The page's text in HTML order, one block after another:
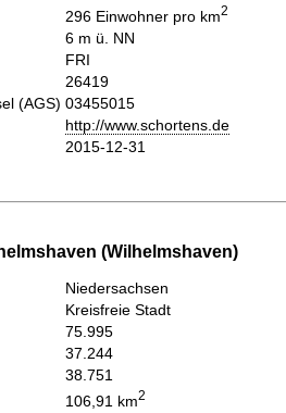
296 Einwohner pro km2
6 m ü. NN
FRI
26419
(AGS) 03455015
http://www.schortens.de
2015-12-31
(Wilhelmshaven)
Niedersachsen
Kreisfreie Stadt
75.995
37.244
38.751
106,91 km2